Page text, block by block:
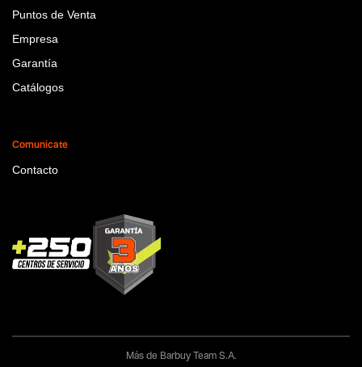
Puntos de Venta
Empresa
Garantía
Catálogos
Comunicate
Contacto
Más de Barbuy Team S.A.